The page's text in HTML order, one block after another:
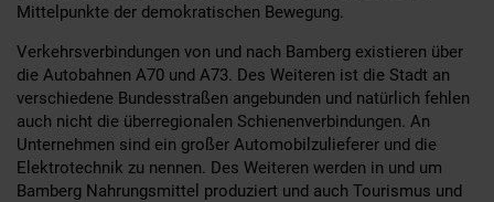
Mittelpunkte der demokratischen Bewegung.
Verkehrsverbindungen von und nach Bamberg existieren über
die Autobahnen A70 und A73. Des Weiteren ist die Stadt an
verschiedene Bundesstraßen angebunden und natürlich fehlen
auch nicht die überregionalen Schienenverbindungen. An
Unternehmen sind ein großer Automobilzulieferer und die
Elektrotechnik zu nennen. Des Weiteren werden in und um
Bamberg Nahrungsmittel produziert und auch Tourismus und